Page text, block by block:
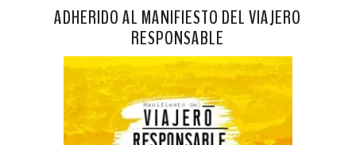
ADHERIDO AL MANIFIESTO DEL VIAJERO
RESPONSABLE